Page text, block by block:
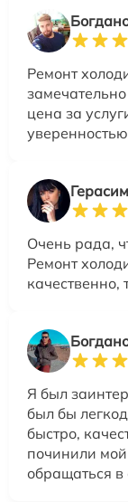
Ремонт
цена за
Очень рада,
Ремонт
качественно,
Я был
был бы
быстро,
починили
обращаться